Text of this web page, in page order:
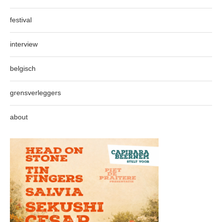
festival
interview
belgisch
grensverleggers
about